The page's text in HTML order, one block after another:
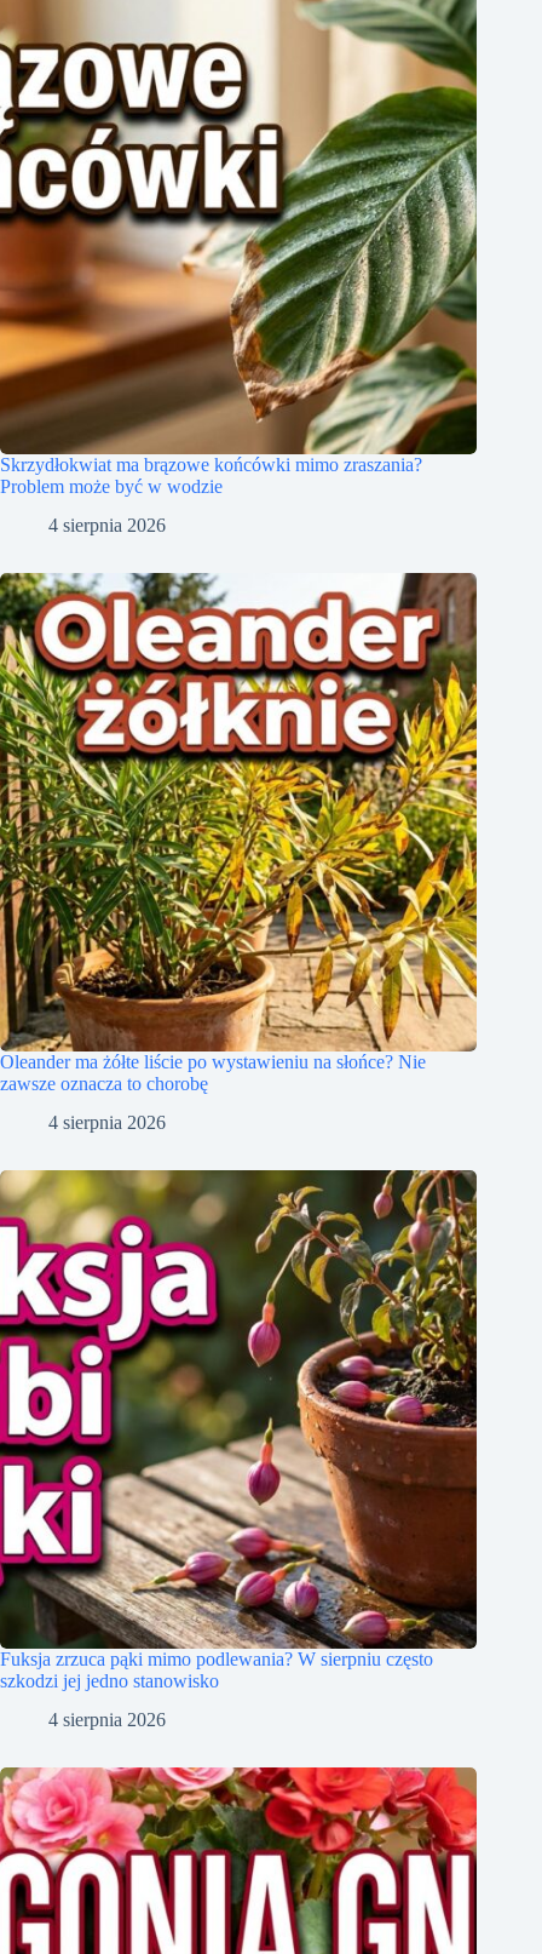
Skrzydłokwiat ma brązowe końcówki mimo zraszania?
Problem może być w wodzie
4 sierpnia 2026
Oleander ma żółte liście po wystawieniu na słońce? Nie
zawsze oznacza to chorobę
4 sierpnia 2026
Fuksja zrzuca pąki mimo podlewania? W sierpniu często
szkodzi jej jedno stanowisko
4 sierpnia 2026